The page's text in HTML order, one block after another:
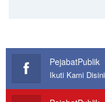
PejabatPublik
Ikuti Kami Disini